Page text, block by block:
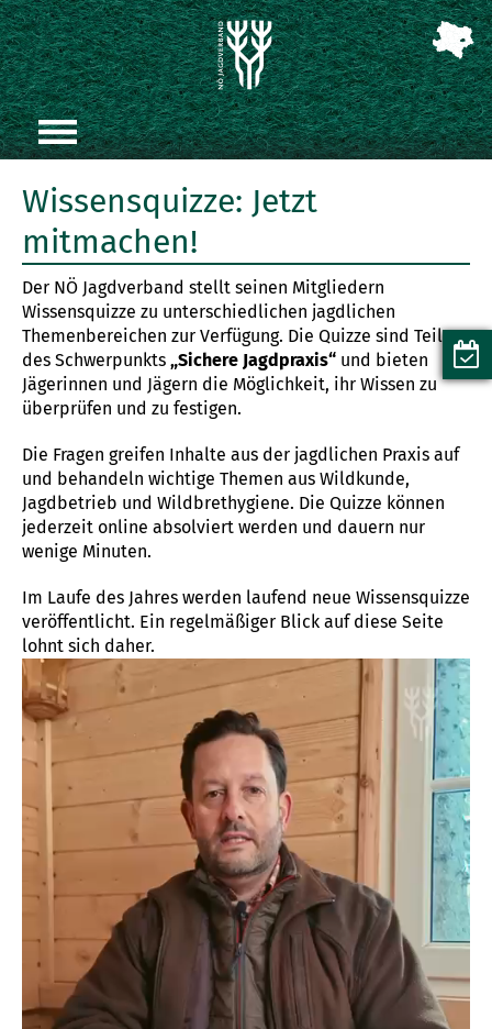
Wissensquizze: Jetzt
mitmachen!
Der NÖ Jagdverband stellt seinen Mitgliedern
Wissensquizze zu unterschiedlichen jagdlichen
Themenbereichen zur Verfügung. Die Quizze sind Teil
des Schwerpunkts „Sichere Jagdpraxis“ und bieten
Jägerinnen und Jägern die Möglichkeit, ihr Wissen zu
überprüfen und zu festigen.
Die Fragen greifen Inhalte aus der jagdlichen Praxis auf
und behandeln wichtige Themen aus Wildkunde,
Jagdbetrieb und Wildbrethygiene. Die Quizze können
jederzeit online absolviert werden und dauern nur
wenige Minuten.
Im Laufe des Jahres werden laufend neue Wissensquizze
veröffentlicht. Ein regelmäßiger Blick auf diese Seite
lohnt sich daher.